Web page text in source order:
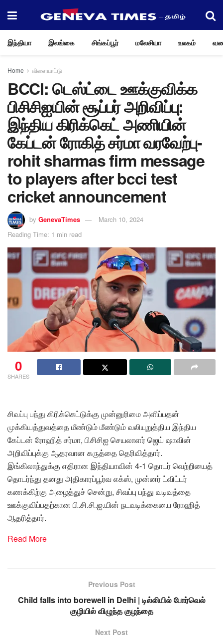
இந்தியா இலங்கை சிங்கப்பூர் மலேசியா உலகம்
Home விளையாட்டு
BCCI: டெஸ்ட்டை ஊக்குவிக்க
பிசிசிஐயின் சூப்பர் அறிவிப்பு:
இந்திய கிரிக்கெட் அணியின்
கேப்டன் ரோகித் சர்மா வரவேற்பு-
rohit sharmas firm message
to players after bcci test
cricket announcement
by GenevaTimes
March 10, 2024
Reading Time: 1 min read
0
SHARES
சிவப்பு பந்து கிரிக்கெட்டுக்கு முன்னுரிமை அளிப்பதன்
முக்கியத்துவத்தை மீண்டும் மீண்டும் வலியுறுத்திய இந்திய
கேப்டன் ரோஹித் சர்மா, பிசிசிஐ செயலாளர் ஜெய் ஷாவின்
அறிவிப்புக்கு ஆதரவான கருத்தை தெரிவித்தார்.
இங்கிலாந்துக்கு எதிரான இந்தியாவின் 4-1 தொடர் வெற்றியைத்
தொடர்ந்து தனது அதிகாரப்பூர்வ எக்ஸ், முன்னர் ட்விட்டர்
கணக்கிற்கு அழைத்துச் சென்று, சிவப்பு பந்து வடிவத்தை
ஊக்குவிப்பதற்கான பி.சி.சி.ஐ.யின் நடவடிக்கையை ரோஹித்
ஆதரித்தார்.
Read More
Previous Post
Child falls into borewell in Delhi | டில்லியில் போர்வெல்
குழியில் விழுந்த குழந்தை
Next Post